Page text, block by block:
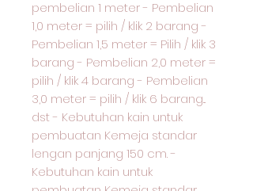
pembelian 1 meter - Pembelian
1,0 meter = pilih / klik 2 barang -
Pembelian 1,5 meter = Pilih / klik 3
barang - Pembelian 2,0 meter =
pilih / klik 4 barang - Pembelian
3,0 meter = pilih / klik 6 barang...
dst - Kebutuhan kain untuk
pembuatan Kemeja standar
lengan panjang 150 cm. -
Kebutuhan kain untuk